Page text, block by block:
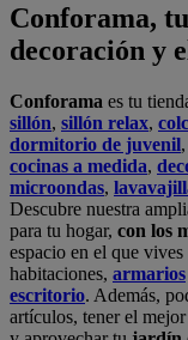
Conforama,
decoración y
Conforama es tu
sillón, sillón relax,
dormitorio de juvenil,
cocinas a medida,
microondas,
Descubre nuestra
para tu hogar, con los
espacio en el que vives
habitaciones, armarios
escritorio. Además,
artículos, tener el